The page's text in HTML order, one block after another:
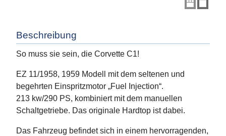
Beschreibung
So muss sie sein, die Corvette C1!
EZ 11/1958, 1959 Modell mit dem seltenen und
begehrten Einspritzmotor „Fuel Injection“.
213 kw/290 PS, kombiniert mit dem manuellen
Schaltgetriebe. Das originale Hardtop ist dabei.
Das Fahrzeug befindet sich in einem hervorragenden,